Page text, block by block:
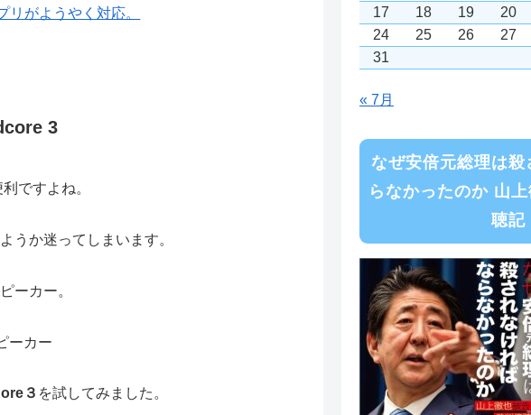
がようやく対応。
3
ですよね。
うか迷ってしまいます。
ーカー。
ーカー
３ を試してみました。
17
18 19 20
24
25 26 27
31
« 7月
なぜ安倍元総理は殺
らなかったのか 山
聴記